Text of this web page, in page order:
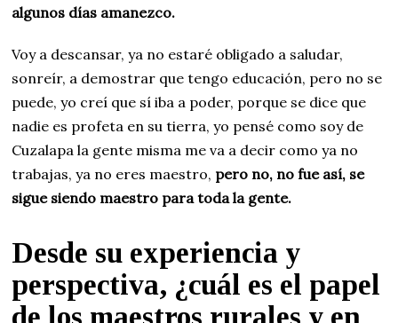
algunos días amanezco.
Voy a descansar, ya no estaré obligado a saludar,
sonreír, a demostrar que tengo educación, pero no se
puede, yo creí que sí iba a poder, porque se dice que
nadie es profeta en su tierra, yo pensé como soy de
Cuzalapa la gente misma me va a decir como ya no
trabajas, ya no eres maestro, pero no, no fue así, se
sigue siendo maestro para toda la gente.
Desde su experiencia y
perspectiva, ¿cuál es el papel